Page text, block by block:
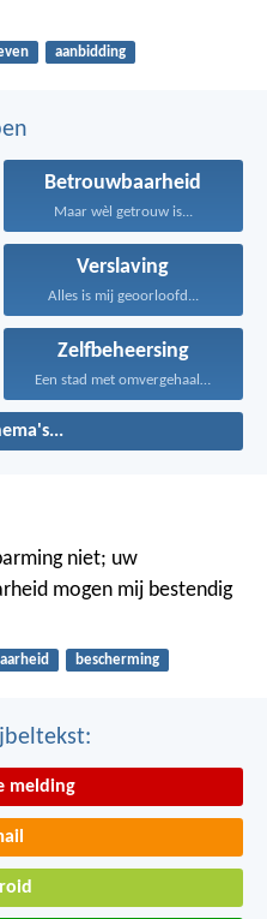
aanbidding
Betrouwbaarheid
Maar wèl getrouw is...
Verslaving
Alles is mij geoorloofd...
Zelfbeheersing
Een stad met omvergehaalde...
niet; uw
mogen mij bestendig
bescherming
melding